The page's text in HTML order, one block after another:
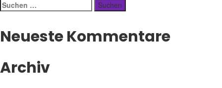
Suchen
nach:
Neueste Kommentare
Archiv